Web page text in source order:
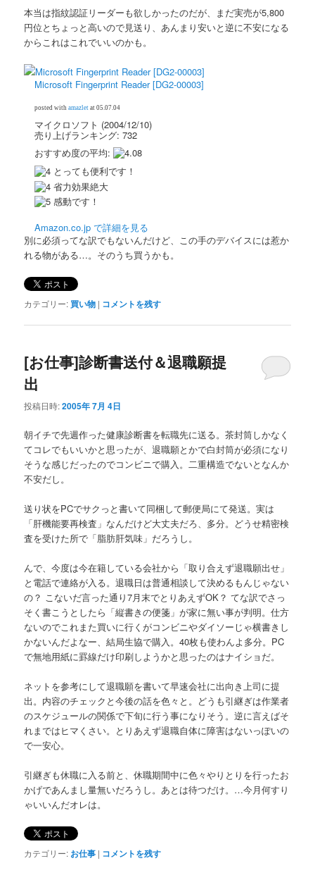
本当は指紋認証リーダーも欲しかったのだが、まだ実売が5,800
円位とちょっと高いので見送り、あんまり安いと逆に不安になる
からこれはこれでいいのかも。
Microsoft Fingerprint Reader [DG2-00003]
posted withamazlet at 05.07.04
マイクロソフト (2004/12/10)
売り上げランキング: 732
おすすめ度の平均:
とっても便利です！
省力効果絶大
感動です！
Amazon.co.jp で詳細を見る
別に必須ってな訳でもないんだけど、この手のデバイスには惹か
れる物がある…。そのうち買うかも。
カテゴリー: 買い物 | コメントを残す
[お仕事]診断書送付＆退職願提
出
投稿日時:2005年 7月 4日
朝イチで先週作った健康診断書を転職先に送る。茶封筒しかなく
てコレでもいいかと思ったが、退職願とかで白封筒が必須になり
そうな感じだったのでコンビニで購入。二重構造でないとなんか
不安だし。
送り状をPCでサクっと書いて同梱して郵便局にて発送。実は
「肝機能要再検査」なんだけど大丈夫だろ、多分。どうせ精密検
査を受けた所で「脂肪肝気味」だろうし。
んで、今度は今在籍している会社から「取り合えず退職願出せ」
と電話で連絡が入る。退職日は普通相談して決めるもんじゃない
の？ こないだ言った通り7月末でとりあえずOK？ てな訳でさっ
そく書こうとしたら「縦書きの便箋」が家に無い事が判明。仕方
ないのでこれまた買いに行くがコンビニやダイソーじゃ横書きし
かないんだよなー、結局生協で購入。40枚も使わんよ多分。PC
で無地用紙に罫線だけ印刷しようかと思ったのはナイショだ。
ネットを参考にして退職願を書いて早速会社に出向き上司に提
出。内容のチェックと今後の話を色々と。どうも引継ぎは作業者
のスケジュールの関係で下旬に行う事になりそう。逆に言えばそ
れまではヒマくさい。とりあえず退職自体に障害はないっぽいの
で一安心。
引継ぎも休職に入る前と、休職期間中に色々やりとりを行ったお
かげであんまし量無いだろうし。あとは待つだけ。…今月何すり
ゃいいんだオレは。
カテゴリー: お仕事 | コメントを残す